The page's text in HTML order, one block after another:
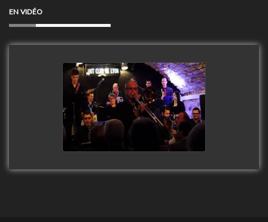
EN VIDÉO
Clip Only Big Band 2019
watch video